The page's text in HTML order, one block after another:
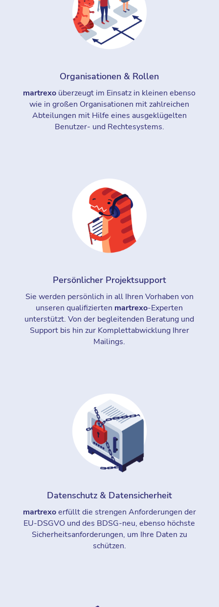
Organisationen & Rollen
martrexo überzeugt im Einsatz in kleinen ebenso
wie in großen Organisationen mit zahlreichen
Abteilungen mit Hilfe eines ausgeklügelten
Benutzer- und Rechtesystems.
Persönlicher Projektsupport
Sie werden persönlich in all Ihren Vorhaben von
unseren qualifizierten martrexo-Experten
unterstützt. Von der begleitenden Beratung und
Support bis hin zur Komplettabwicklung Ihrer
Mailings.
Datenschutz & Datensicherheit
martrexoerfüllt die strengen Anforderungen der
EU-DSGVO und des BDSG-neu, ebenso höchste
Sicherheitsanforderungen, um Ihre Daten zu
schützen.